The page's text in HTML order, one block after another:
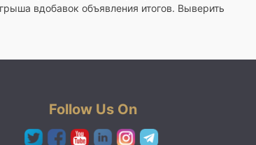
вдобавок объявления итогов. Выверить
Follow Us On